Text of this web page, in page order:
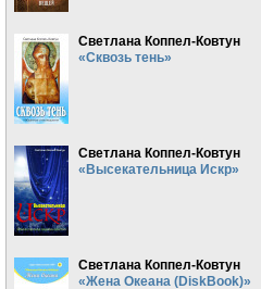
Светлана Коппел-Ковтун
«Сквозь тень»
Светлана Коппел-Ковтун
«Высекательница Искр»
Светлана Коппел-Ковтун
«Жена Океана (DiskBook)»